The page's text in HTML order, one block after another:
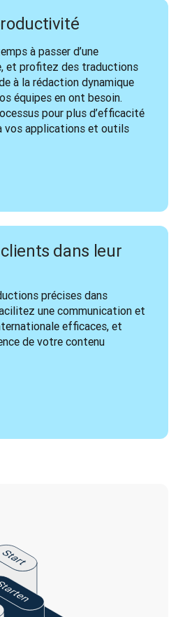
à passer d’une
et profitez des traductions
à la rédaction dynamique
équipes en ont besoin.
pour plus d’efficacité
vos applications et outils
dans leur
précises dans
une communication et
efficaces, et
de votre contenu